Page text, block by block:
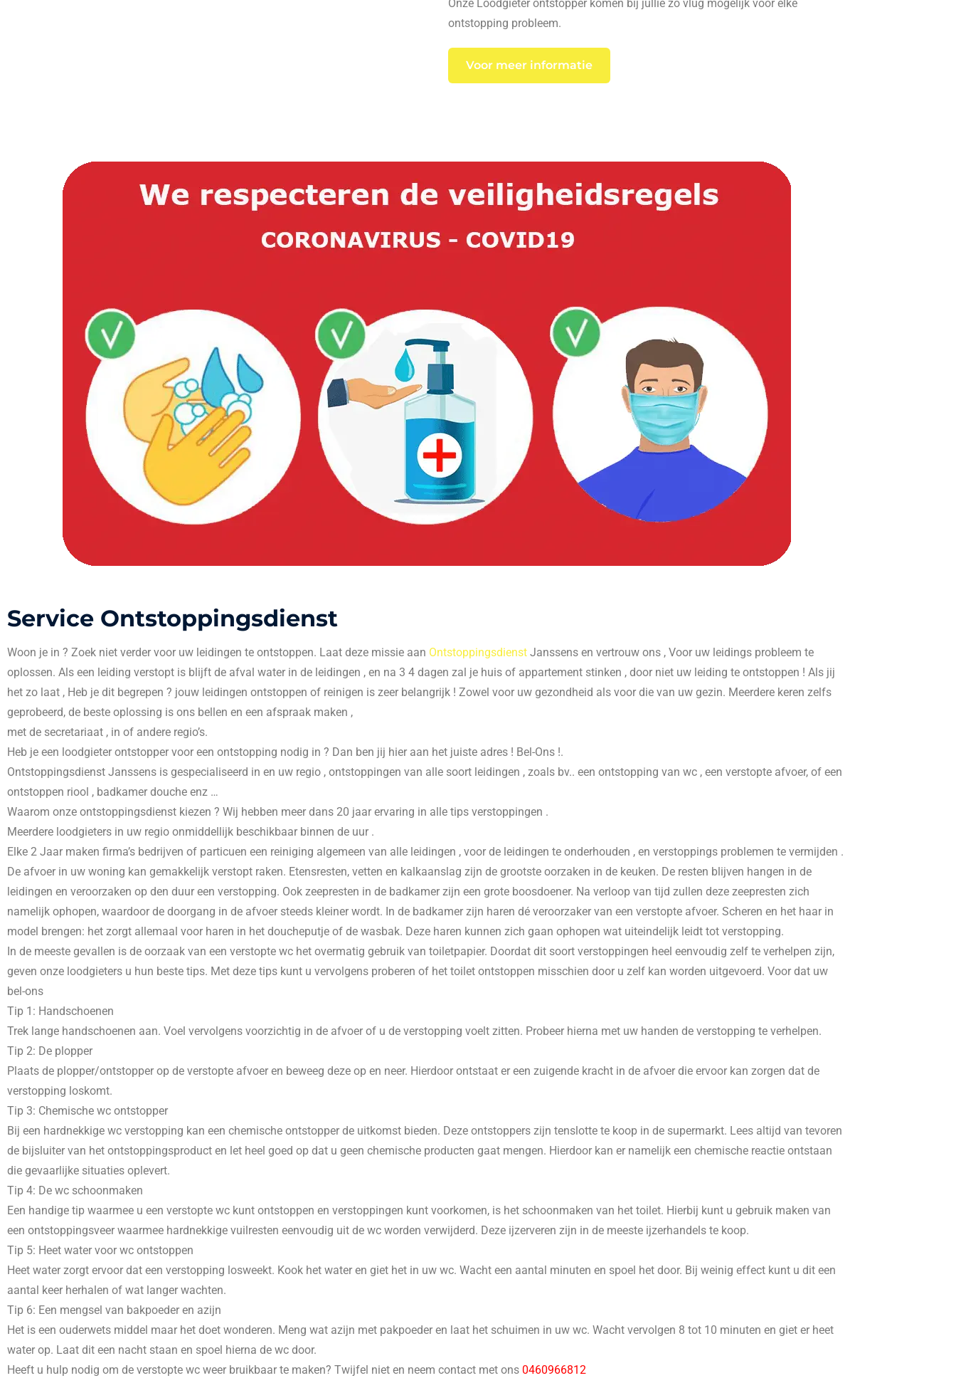
Onze Loodgieter ontstopper komen bij jullie zo vlug mogelijk voor elke
ontstopping probleem.
Voor meer informatie
Service Ontstoppingsdienst
Woon je in ? Zoek niet verder voor uw leidingen te ontstoppen. Laat deze missie aan Ontstoppingsdienst Janssens en vertrouw ons , Voor uw leidings probleem te
oplossen. Als een leiding verstopt is blijft de afval water in de leidingen , en na 3 4 dagen zal je huis of appartement stinken , door niet uw leiding te ontstoppen ! Als jij
het zo laat , Heb je dit begrepen ? jouw leidingen ontstoppen of reinigen is zeer belangrijk ! Zowel voor uw gezondheid als voor die van uw gezin. Meerdere keren zelfs
geprobeerd, de beste oplossing is ons bellen en een afspraak maken ,
met de secretariaat , in of andere regio’s.
Heb je een loodgieter ontstopper voor een ontstopping nodig in ? Dan ben jij hier aan het juiste adres ! Bel-Ons !.
Ontstoppingsdienst Janssens is gespecialiseerd in en uw regio , ontstoppingen van alle soort leidingen , zoals bv.. een ontstopping van wc , een verstopte afvoer, of een
ontstoppen riool , badkamer douche enz …
Waarom onze ontstoppingsdienst kiezen ? Wij hebben meer dans 20 jaar ervaring in alle tips verstoppingen .
Meerdere loodgieters in uw regio onmiddellijk beschikbaar binnen de uur .
Elke 2 Jaar maken firma’s bedrijven of particuen een reiniging algemeen van alle leidingen , voor de leidingen te onderhouden , en verstoppings problemen te vermijden .
De afvoer in uw woning kan gemakkelijk verstopt raken. Etensresten, vetten en kalkaanslag zijn de grootste oorzaken in de keuken. De resten blijven hangen in de
leidingen en veroorzaken op den duur een verstopping. Ook zeepresten in de badkamer zijn een grote boosdoener. Na verloop van tijd zullen deze zeepresten zich
namelijk ophopen, waardoor de doorgang in de afvoer steeds kleiner wordt. In de badkamer zijn haren dé veroorzaker van een verstopte afvoer. Scheren en het haar in
model brengen: het zorgt allemaal voor haren in het doucheputje of de wasbak. Deze haren kunnen zich gaan ophopen wat uiteindelijk leidt tot verstopping.
In de meeste gevallen is de oorzaak van een verstopte wc het overmatig gebruik van toiletpapier. Doordat dit soort verstoppingen heel eenvoudig zelf te verhelpen zijn,
geven onze loodgieters u hun beste tips. Met deze tips kunt u vervolgens proberen of het toilet ontstoppen misschien door u zelf kan worden uitgevoerd. Voor dat uw
bel-ons
Tip 1: Handschoenen
Trek lange handschoenen aan. Voel vervolgens voorzichtig in de afvoer of u de verstopping voelt zitten. Probeer hierna met uw handen de verstopping te verhelpen.
Tip 2: De plopper
Plaats de plopper/ontstopper op de verstopte afvoer en beweeg deze op en neer. Hierdoor ontstaat er een zuigende kracht in de afvoer die ervoor kan zorgen dat de
verstopping loskomt.
Tip 3: Chemische wc ontstopper
Bij een hardnekkige wc verstopping kan een chemische ontstopper de uitkomst bieden. Deze ontstoppers zijn tenslotte te koop in de supermarkt. Lees altijd van tevoren
de bijsluiter van het ontstoppingsproduct en let heel goed op dat u geen chemische producten gaat mengen. Hierdoor kan er namelijk een chemische reactie ontstaan
die gevaarlijke situaties oplevert.
Tip 4: De wc schoonmaken
Een handige tip waarmee u een verstopte wc kunt ontstoppen en verstoppingen kunt voorkomen, is het schoonmaken van het toilet. Hierbij kunt u gebruik maken van
een ontstoppingsveer waarmee hardnekkige vuilresten eenvoudig uit de wc worden verwijderd. Deze ijzerveren zijn in de meeste ijzerhandels te koop.
Tip 5: Heet water voor wc ontstoppen
Heet water zorgt ervoor dat een verstopping losweekt. Kook het water en giet het in uw wc. Wacht een aantal minuten en spoel het door. Bij weinig effect kunt u dit een
aantal keer herhalen of wat langer wachten.
Tip 6: Een mengsel van bakpoeder en azijn
Het is een ouderwets middel maar het doet wonderen. Meng wat azijn met pakpoeder en laat het schuimen in uw wc. Wacht vervolgen 8 tot 10 minuten en giet er heet
water op. Laat dit een nacht staan en spoel hierna de wc door.
Heeft u hulp nodig om de verstopte wc weer bruikbaar te maken? Twijfel niet en neem contact met ons 0460966812